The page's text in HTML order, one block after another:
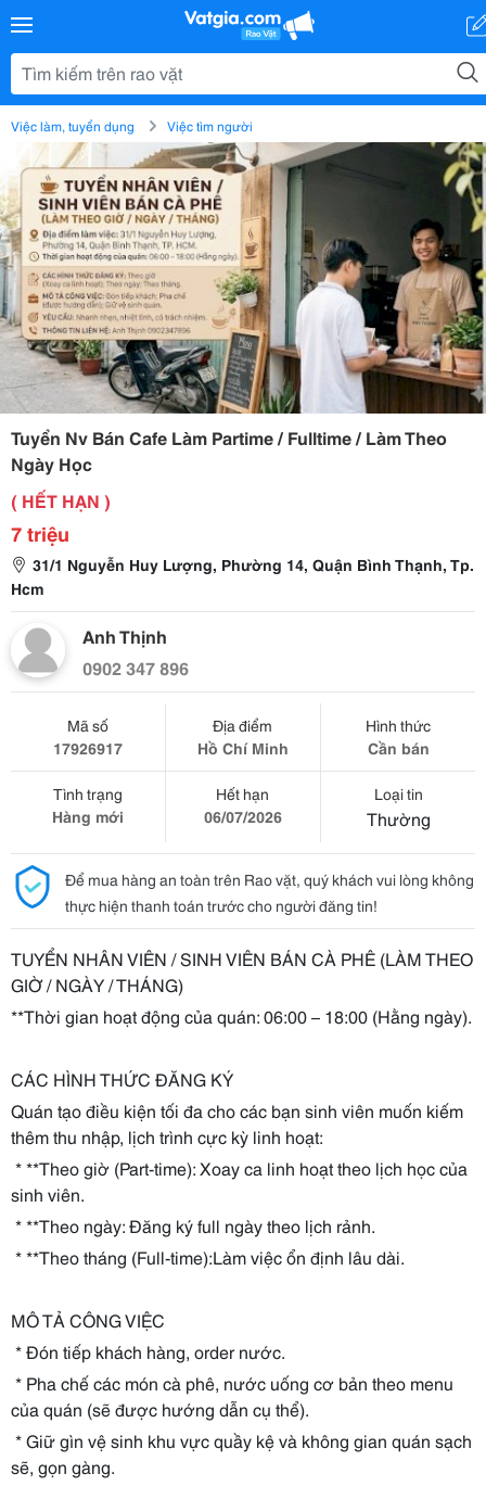
Việc làm, tuyển dụng Việc tìm người
Tuyển Nv Bán Cafe Làm Partime / Fulltime / Làm Theo
Ngày Học
( HẾT HẠN )
7 triệu
31/1 Nguyễn Huy Lượng, Phường 14, Quận Bình Thạnh, Tp.
Hcm
Anh Thịnh
0902 347 896
Mã số
17926917
Địa điểm
Hồ Chí Minh
Hình thức
Cần bán
Tình trạng
Hàng mới
Hết hạn
06/07/2026
Loại tin
Thường
Để mua hàng an toàn trên Rao vặt, quý khách vui lòng không
thực hiện thanh toán trước cho người đăng tin!
TUYỂN NHÂN VIÊN / SINH VIÊN BÁN CÀ PHÊ (LÀM THEO
GIỜ / NGÀY / THÁNG)
**Thời gian hoạt động của quán: 06:00 – 18:00 (Hằng ngày).
CÁC HÌNH THỨC ĐĂNG KÝ
Quán tạo điều kiện tối đa cho các bạn sinh viên muốn kiếm
thêm thu nhập, lịch trình cực kỳ linh hoạt:
* **Theo giờ (Part-time): Xoay ca linh hoạt theo lịch học của
sinh viên.
* **Theo ngày: Đăng ký full ngày theo lịch rảnh.
* **Theo tháng (Full-time):Làm việc ổn định lâu dài.
MÔ TẢ CÔNG VIỆC
* Đón tiếp khách hàng, order nước.
* Pha chế các món cà phê, nước uống cơ bản theo menu
của quán (sẽ được hướng dẫn cụ thể).
* Giữ gìn vệ sinh khu vực quầy kệ và không gian quán sạch
sẽ, gọn gàng.